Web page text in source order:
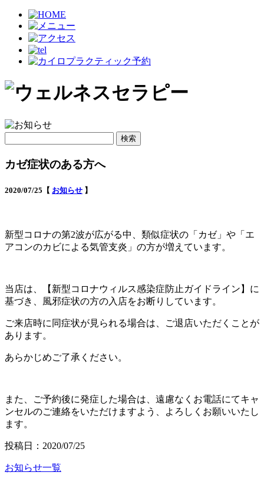
カゼ症状のある方へ
2020/07/25【 お知らせ 】
新型コロナの第2波が広がる中、類似症状の「カゼ」や「エ
アコンのカビによる気管支炎」の方が増えています。
当店は、【新型コロナウィルス感染症防止ガイドライン】に
基づき、風邪症状の方の入店をお断りしています。
ご来店時に同症状が見られる場合は、ご退店いただくことが
あります。
あらかじめご了承ください。
また、ご予約後に発症した場合は、遠慮なくお電話にてキャ
ンセルのご連絡をいただけますよう、よろしくお願いいたし
ます。
投稿日：2020/07/25
お知らせ一覧